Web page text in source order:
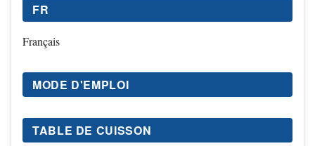
FR
Français
MODE D'EMPLOI
TABLE DE CUISSON